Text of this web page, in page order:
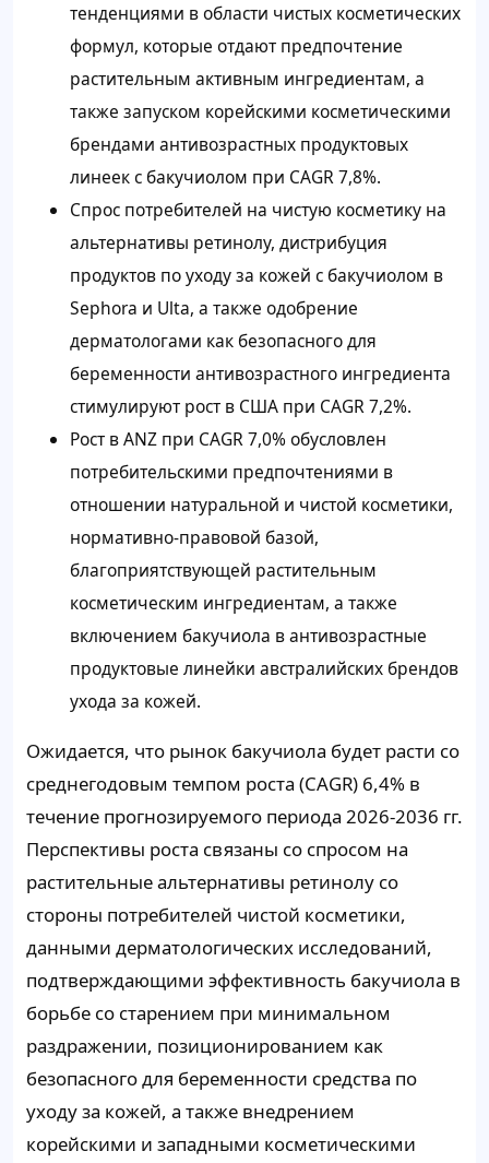
тенденциями в области чистых косметических
формул, которые отдают предпочтение
растительным активным ингредиентам, а
также запуском корейскими косметическими
брендами антивозрастных продуктовых
линеек с бакучиолом при CAGR 7,8%.
Спрос потребителей на чистую косметику на
альтернативы ретинолу, дистрибуция
продуктов по уходу за кожей с бакучиолом в
Sephora и Ulta, а также одобрение
дерматологами как безопасного для
беременности антивозрастного ингредиента
стимулируют рост в США при CAGR 7,2%.
Рост в ANZ при CAGR 7,0% обусловлен
потребительскими предпочтениями в
отношении натуральной и чистой косметики,
нормативно-правовой базой,
благоприятствующей растительным
косметическим ингредиентам, а также
включением бакучиола в антивозрастные
продуктовые линейки австралийских брендов
ухода за кожей.
Ожидается, что рынок бакучиола будет расти со
среднегодовым темпом роста (CAGR) 6,4% в
течение прогнозируемого периода 2026-2036 гг.
Перспективы роста связаны со спросом на
растительные альтернативы ретинолу со
стороны потребителей чистой косметики,
данными дерматологических исследований,
подтверждающими эффективность бакучиола в
борьбе со старением при минимальном
раздражении, позиционированием как
безопасного для беременности средства по
уходу за кожей, а также внедрением
корейскими и западными косметическими